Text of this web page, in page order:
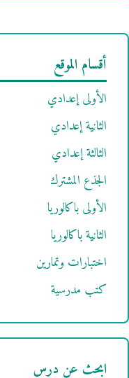
أقسام الموقع
الأولى إعدادي
الثانية إعدادي
الثالثة إعدادي
الجذع المشترك
الأولى باكالوريا
الثانية باكالوريا
اختبارات وتمارين
كتب مدرسية
ابحث عن درس